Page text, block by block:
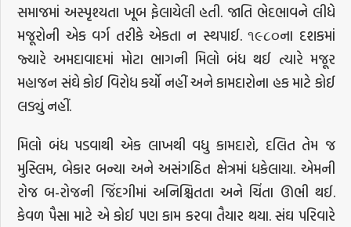
સમાજમાં અસ્પૃશ્યતા ખૂબ ફેલાયેલી હતી. જાતિ ભેદભાવને લીધે
મજૂરોની એક વર્ગ તરીકે એકતા ન સ્થપાઈ. ૧૯૮૦ના દશકમાં
જ્યારે અમદાવાદમાં મોટા ભાગની મિલો બંધ થઈ ત્યારે મજૂર
મહાજન સંઘે કોઈ વિરોધ કર્યો નહીં અને કામદારોના હક માટે કોઈ
લડ્યું નહીં.
મિલો બંધ પડવાથી એક લાખથી વધુ કામદારો, દલિત તેમ જ
મુસ્લિમ, બેકાર બન્યા અને અસંગઠિત ક્ષેત્રમાં ધકેલાયા. એમની
રોજ બ-રોજની જિંદગીમાં અનિશ્ચિતતા અને ચિંતા ઊભી થઈ.
કેવળ પૈસા માટે એ કોઈ પણ કામ કરવા તૈયાર થયા. સંઘ પરિવારે